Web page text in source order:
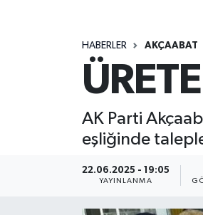
HABERLER AKÇAABAT
AK Parti
eşliğinde
22.06.2025 - 19:05
YAYINLANMA
Süper Lig Puan Durumu ve
Son Dakika Haberleri
Haber Arşivi